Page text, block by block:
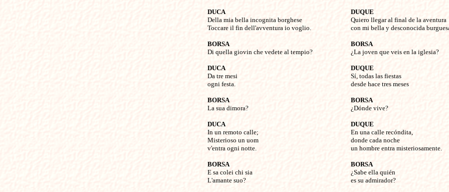
DUCA
Della mia bella incognita borghese
Toccare il fin dell'avventura io voglio.
BORSA
Di quella giovin che vedete al tempio?
DUCA
Da tre mesi
ogni festa.
BORSA
La sua dimora?
DUCA
In un remoto calle;
Misterioso un uom
v'entra ogni notte.
BORSA
E sa colei chi sia
L'amante suo?
DUQUE
Quiero llegar al final de la aventura
con mi bella y desconocida
BORSA
¿La joven que veis en la iglesia?
DUQUE
Sí, todas las fiestas
desde hace tres meses
BORSA
¿Dónde vive?
DUQUE
En una calle recóndita,
donde cada noche
un hombre entra misteriosamente.
BORSA
¿Sabe ella quién
es su admirador?